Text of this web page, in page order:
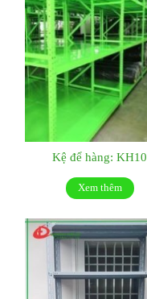
Kệ để hàng: KH10
Xem thêm